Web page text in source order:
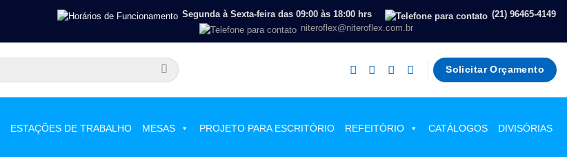
Segunda à Sexta-feira das 09:00 às 18:00 hrs
(21) 96465-4149
niteroflex@niteroflex.com.br
Solicitar Orçamento
ESTAÇÕES DE TRABALHO MESAS PROJETO PARA ESCRITÓRIO REFEITÓRIO CATÁLOGOS DIVISÓRIAS